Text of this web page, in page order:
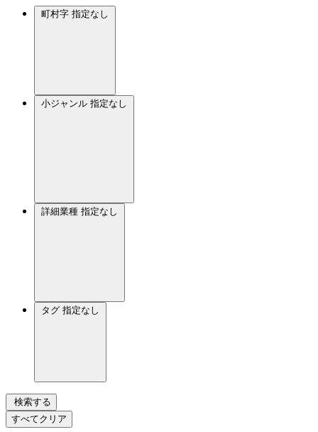
町村字 指定なし
小ジャンル 指定なし
詳細業種 指定なし
タグ 指定なし
検索する
すべてクリア